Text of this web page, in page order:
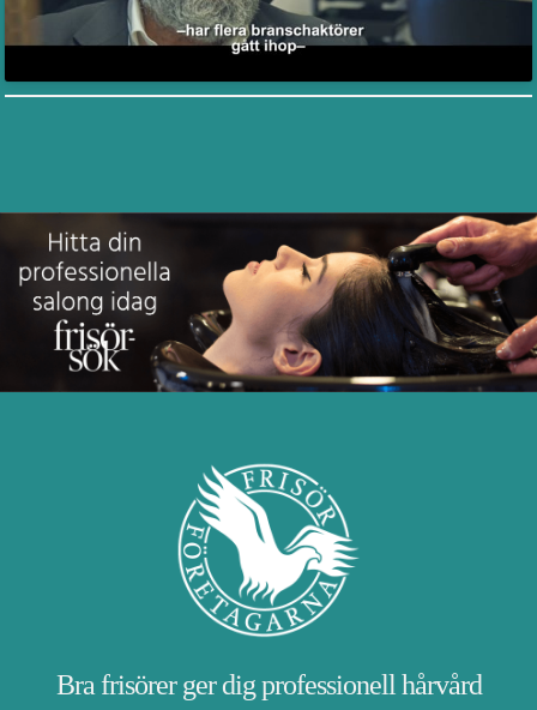
Bra frisörer ger dig professionell hårvård